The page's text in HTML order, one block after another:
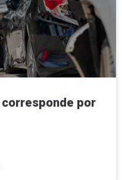
corresponde por